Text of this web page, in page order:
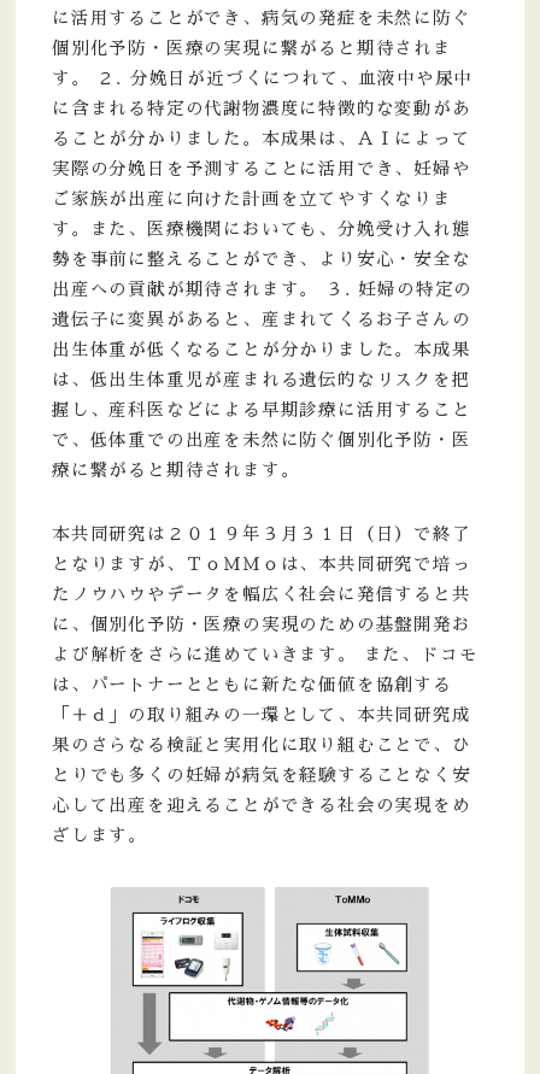
に活用することができ、病気の発症を未然に防ぐ
個別化予防・医療の実現に繋がると期待されま
す。 ２. 分娩日が近づくにつれて、血液中や尿中
に含まれる特定の代謝物濃度に特徴的な変動があ
ることが分かりました。本成果は、ＡＩによって
実際の分娩日を予測することに活用でき、妊婦や
ご家族が出産に向けた計画を立てやすくなりま
す。また、医療機関においても、分娩受け入れ態
勢を事前に整えることができ、より安心・安全な
出産への貢献が期待されます。 ３. 妊婦の特定の
遺伝子に変異があると、産まれてくるお子さんの
出生体重が低くなることが分かりました。本成果
は、低出生体重児が産まれる遺伝的なリスクを把
握し、産科医などによる早期診療に活用すること
で、低体重での出産を未然に防ぐ個別化予防・医
療に繋がると期待されます。
本共同研究は２０１９年３月３１日（日）で終了
となりますが、ＴｏＭＭｏは、本共同研究で培っ
たノウハウやデータを幅広く社会に発信すると共
に、個別化予防・医療の実現のための基盤開発お
よび解析をさらに進めていきます。 また、ドコモ
は、パートナーとともに新たな価値を協創する
「＋ｄ」の取り組みの一環として、本共同研究成
果のさらなる検証と実用化に取り組むことで、ひ
とりでも多くの妊婦が病気を経験することなく安
心して出産を迎えることができる社会の実現をめ
ざします。